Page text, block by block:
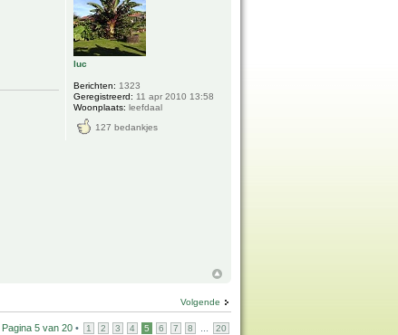
luc
Berichten: 1323
Geregistreerd: 11 apr 2010 13:58
Woonplaats: leefdaal
127 bedankjes
Volgende
Pagina 5 van 20 • 1 2 3 4 5 6 7 8 20